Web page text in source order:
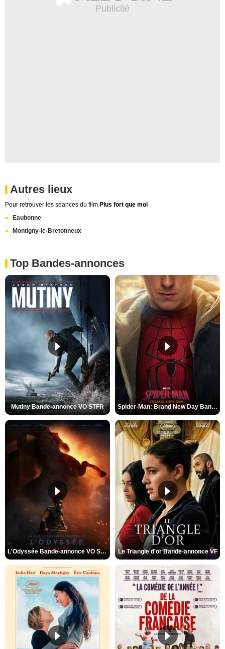
Autres lieux
Pour retrouver les séances du film Plus fort que moi
Eaubonne
Montigny-le-Bretonneux
Top Bandes-annonces
Mutiny Bande-annonce VO STFR Spider-Man: Brand New Day Bande-annonce VO STFR
L'Odyssée Bande-annonce VO STFR Le Triangle d'or Bande-annonce VF